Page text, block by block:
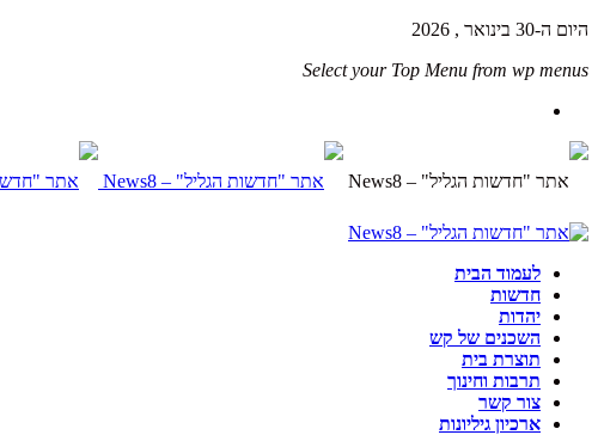
היום ה-30 בינואר , 2026
Select your Top Menu from wp menus
לעמוד הבית
חדשות
יהדות
השכנים של קש
תוצרת בית
תרבות וחינוך
צור קשר
ארכיון גיליונות